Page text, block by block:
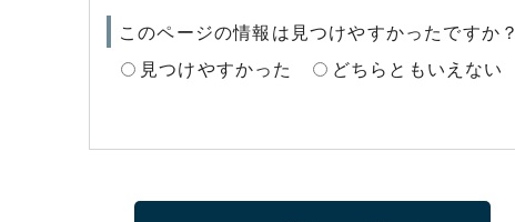
このページの情報は見つけやすかったですか？
見つけやすかった
どちらともいえない